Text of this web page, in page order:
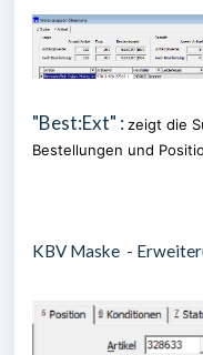
"Best:Ext" :zeigt die
Bestellungen und
KBV Maske -